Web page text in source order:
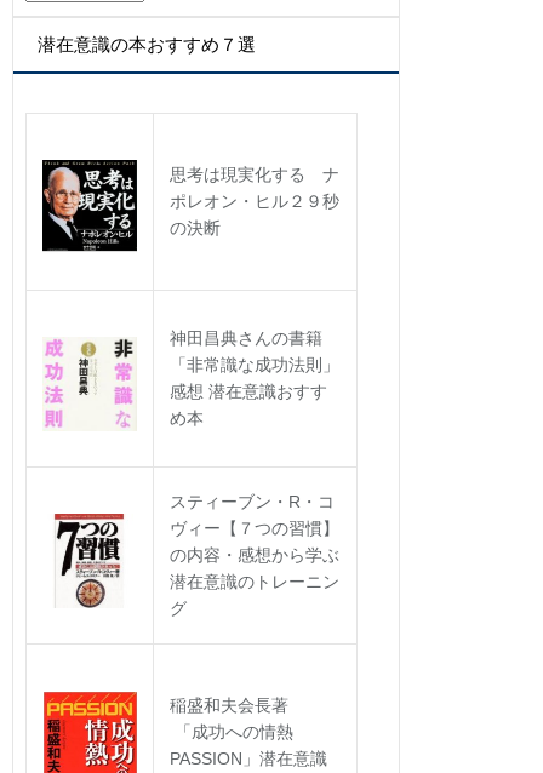
ー
カ
イ
潜在意識の本おすすめ７選
思考は現実化する ナ
ポレオン・ヒル２９秒
の決断
神田昌典さんの書籍
「非常識な成功法則」
感想 潜在意識おすす
め本
スティーブン・R・コ
ヴィー【７つの習慣】
の内容・感想から学ぶ
潜在意識のトレーニン
グ
稲盛和夫会長著
「成功への情熱
PASSION」潜在意識